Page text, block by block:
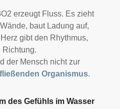
erzeugt Fluss. Es zieht
baut Ladung auf,
gibt den Rhythmus,
Richtung.
der Mensch nicht zur
fließenden Organismus.
des Gefühls im Wasser